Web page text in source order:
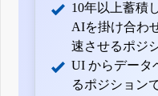
10年以上蓄積
AIを掛け合わ
速させるポジ
UI からデータ
るポジション